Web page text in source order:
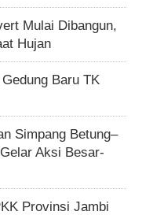
Mulai Dibangun,
Hujan
Baru TK
Simpang Betung–
Aksi Besar-
Provinsi Jambi